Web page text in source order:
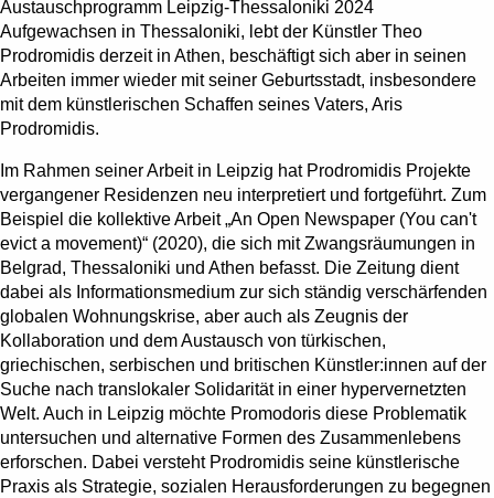
Austauschprogramm Leipzig-Thessaloniki 2024
Aufgewachsen in Thessaloniki, lebt der Künstler Theo
Prodromidis derzeit in Athen, beschäftigt sich aber in seinen
Arbeiten immer wieder mit seiner Geburtsstadt, insbesondere
mit dem künstlerischen Schaffen seines Vaters, Aris
Prodromidis.
Im Rahmen seiner Arbeit in Leipzig hat Prodromidis Projekte
vergangener Residenzen neu interpretiert und fortgeführt. Zum
Beispiel die kollektive Arbeit „An Open Newspaper (You can't
evict a movement)“ (2020), die sich mit Zwangsräumungen in
Belgrad, Thessaloniki und Athen befasst. Die Zeitung dient
dabei als Informationsmedium zur sich ständig verschärfenden
globalen Wohnungskrise, aber auch als Zeugnis der
Kollaboration und dem Austausch von türkischen,
griechischen, serbischen und britischen Künstler:innen auf der
Suche nach translokaler Solidarität in einer hypervernetzten
Welt. Auch in Leipzig möchte Promodoris diese Problematik
untersuchen und alternative Formen des Zusammenlebens
erforschen. Dabei versteht Prodromidis seine künstlerische
Praxis als Strategie, sozialen Herausforderungen zu begegnen